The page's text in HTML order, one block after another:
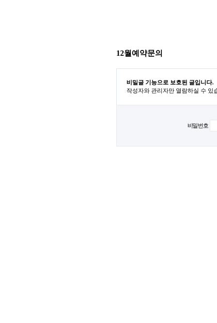
12월예약문의
비밀글 기능으로 보호된 글입니다.
작성자와 관리자만 열람하실 수 있
비밀번호